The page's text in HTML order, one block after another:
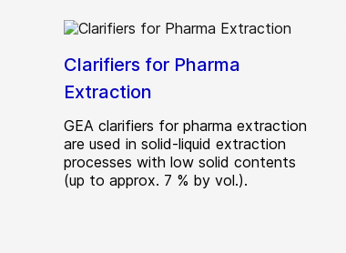
Clarifiers for Pharma
Extraction
GEA clarifiers for pharma extraction
are used in solid-liquid extraction
processes with low solid contents
(up to approx. 7 % by vol.).